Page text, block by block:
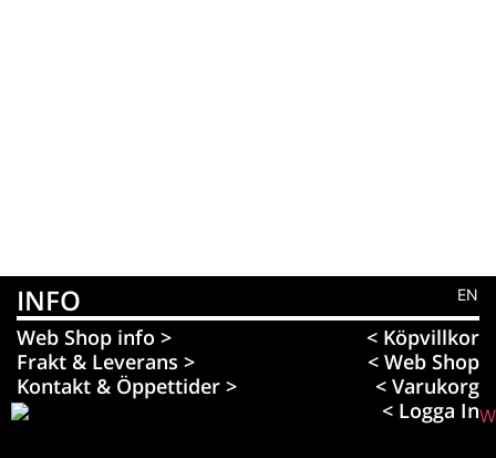
EN
< Köpvillkor
< Web Shop
< Varukorg
< Logga In
INFO
Web Shop info >
Frakt & Leverans >
Kontakt & Öppettider >